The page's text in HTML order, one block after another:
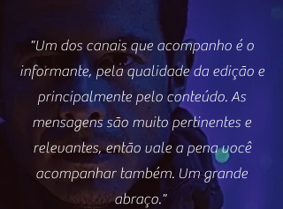
"Um dos canais que acompanho é o
informante, pela qualidade da edição e
principalmente pelo conteúdo. As
mensagens são muito pertinentes e
relevantes, então vale a pena você
acompanhar também. Um grande
abraço."